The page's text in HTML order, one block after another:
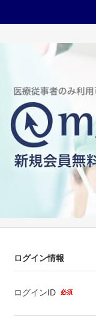
ログイン情報
ログインID 必須